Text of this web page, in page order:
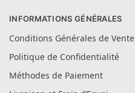
INFORMATIONS GÉNÉRALES
Conditions Générales de Vente
Politique de Confidentialité
Méthodes de Paiement